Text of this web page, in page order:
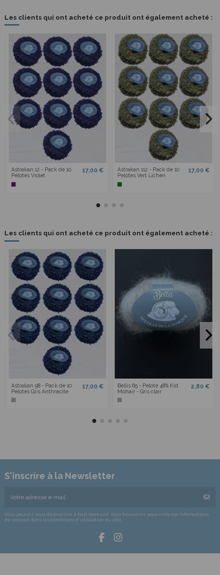
Les clients qui ont acheté ce produit ont également acheté :
Astrakan 12 - Pack de 10
Pelotes Violet
17,00 €
Astrakan 112 - Pack de 10
Pelotes Vert Lichen
17,00 €
Les clients qui ont acheté ce produit ont également acheté :
Astrakan 98 - Pack de 10
Pelotes Gris Anthracite
17,00 €
Bellis 65 - Pelote 48% Kid
Mohair - Gris clair
2,80 €
S'inscrire à la Newsletter
Vous pouvez vous désinscrire à tout moment. Vous trouverez pour cela nos informations
de contact dans les conditions d'utilisation du site.